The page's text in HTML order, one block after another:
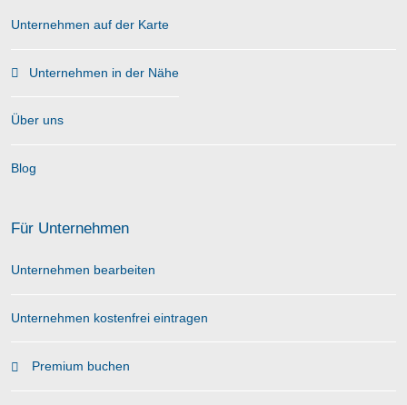
Unternehmen auf der Karte
Unternehmen in der Nähe
Über uns
Blog
Für Unternehmen
Unternehmen bearbeiten
Unternehmen kostenfrei eintragen
Premium buchen